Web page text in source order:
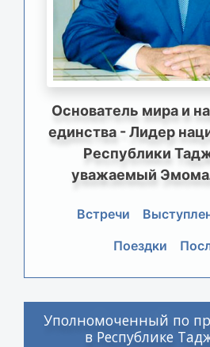
Основатель мира и
единства - Лидер
Республики
уважаемый
Встречи
Поездки
Уполномоченный по
в Республике